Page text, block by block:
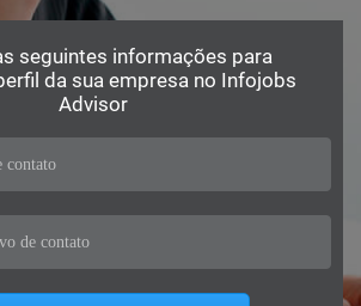
seguintes informações para
da sua empresa no Infojobs
Advisor